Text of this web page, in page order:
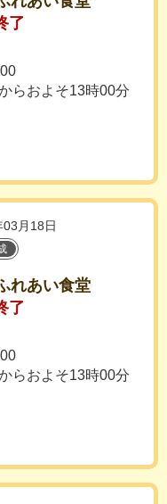
了
らおよそ13時00分
月18日
れあい食堂
了
らおよそ13時00分